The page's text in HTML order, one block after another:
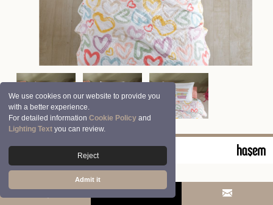
We use cookies on our website to provide you
with a better experience.
For detailed informationCookie Policy and
Lighting Text you can review.
Reject
Admit it
© 2026 Clasy | Aran Tekstil San. ve Tic. A.Ş.